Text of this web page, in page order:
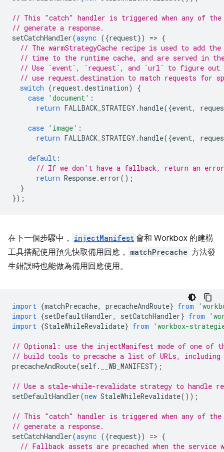
// This "catch" handler is triggered when any of
// generate a response.
setCatchHandler(async ({request}) => {
// The warmStrategyCache recipe is used to add
// time to the runtime cache, and are served in
// Use `event`, `request`, and `url` to figure out
// use request.destination to match requests for
switch (request.destination)
{
case 'document' :
return FALLBACK_STRATEGY .handle({event,
case 'image' :
return FALLBACK_STRATEGY .handle({event,
default :
// If we don't have a fallback, return an error
return Response. error();
}
});
在下一個步驟中， injectManifest 會和 Workbox 的建構
工具搭配使用預先快取備用回應，
matchPrecache 方法發
生錯誤時也能做為備用回應使用。
import {matchPrecache, precacheAndRoute} from
import {setDefaultHandler, setCatchHandler} from
import {StaleWhileRevalidate} from 'workbox-
// Optional: use the injectManifest mode of one of
// build tools to precache a list of URLs, including
precacheAndRoute(self. __WB_MANIFEST);
// Use a stale-while-revalidate strategy to handle
setDefaultHandler(new StaleWhileRevalidate());
// This "catch" handler is triggered when any of
// generate a response.
setCatchHandler(async ({request}) => {
// Fallback assets are precached when the